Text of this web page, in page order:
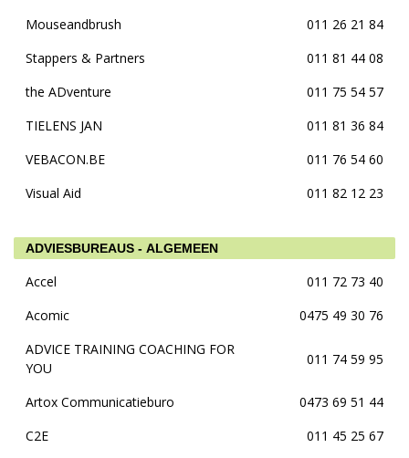
Mouseandbrush
011 26 21 84
Stappers & Partners
011 81 44 08
the ADventure
011 75 54 57
TIELENS JAN
011 81 36 84
VEBACON.BE
011 76 54 60
Visual Aid
011 82 12 23
ADVIESBUREAUS - ALGEMEEN
Accel
011 72 73 40
Acomic
0475 49 30 76
ADVICE TRAINING COACHING FOR
YOU
011 74 59 95
Artox Communicatieburo
0473 69 51 44
C2E
011 45 25 67